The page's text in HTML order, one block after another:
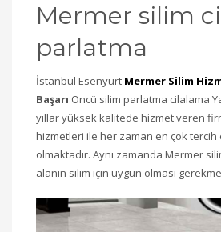
Mermer silim
parlatma
İstanbul Esenyurt Mermer Silim
Başarı Öncü silim parlatma cilalama
yıllar yüksek kalitede hizmet veren
hizmetleri ile her zaman en çok tercih
olmaktadır. Aynı zamanda Mermer
alanın silim için uygun olması